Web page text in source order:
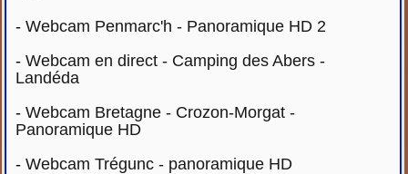
-Webcam Penmarc'h - Panoramique HD 2
-Webcam en direct - Camping des Abers -
Landéda
-Webcam Bretagne - Crozon-Morgat -
Panoramique HD
-Webcam Trégunc - panoramique HD